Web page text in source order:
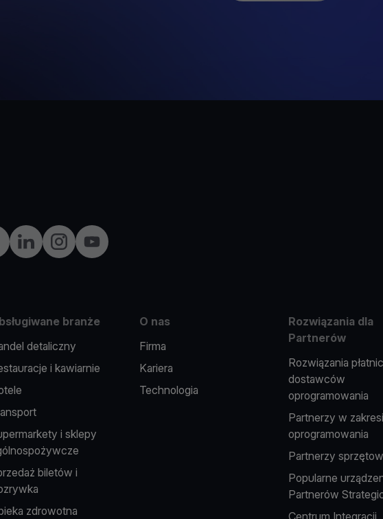
LinkedInInstagramYouTube
branże
detaliczny
i kawiarnie
i sklepy
biletów i
zdrowotna
O nas
Firma
Kariera
Technologia
Rozwiązania dla
Partnerów
Rozwiązania
dostawców
oprogramowania
Partnerzy w
oprogramowania
Partnerzy
Popularne
Partnerów
Centrum Integracji